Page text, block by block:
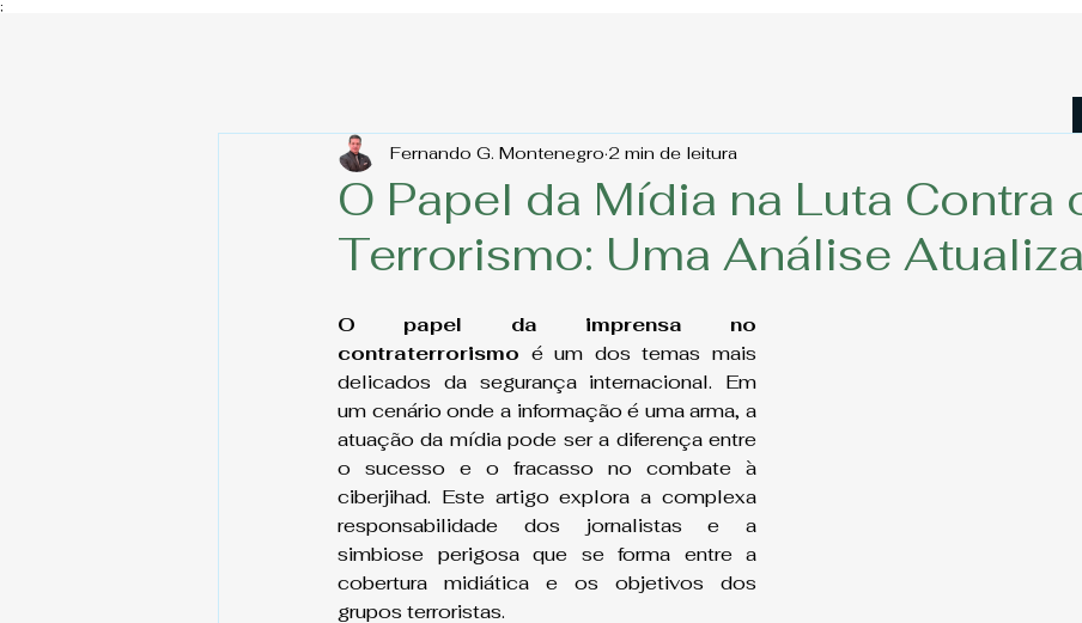
;
O Papel da Mídia na Luta Contra
Terrorismo: Uma Análise
Fernando G. Montenegro 2 min de leitura
O papel da imprensa no
contraterrorismo é um dos temas mais
delicados da segurança internacional. Em
um cenário onde a informação é uma arma, a
atuação da mídia pode ser a diferença entre
o sucesso e o fracasso no combate à
ciberjihad. Este artigo explora a complexa
responsabilidade dos jornalistas e a
simbiose perigosa que se forma entre a
cobertura midiática e os objetivos dos
grupos terroristas.